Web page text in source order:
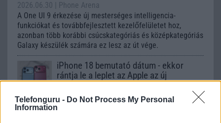
Telefonguru - Do Not Process My Personal
Information
2026.06.30
| Phone Arena
A One UI 9 érkezése új mesterséges intelligencia-
funkciókat és továbbfejlesztett kezelőfelületet hoz,
azonban több korábbi csúcskategóriás és középkategóriás
Galaxy készülék számára ez lesz az út vége.
iPhone 18 bemutató dátum - ekkor
rántja le a leplet az Apple az új
csúcsmobilokról
2026.06.29 | Phone Arena
A szeptemberi eseményen az iPhone 18 Pro modellek